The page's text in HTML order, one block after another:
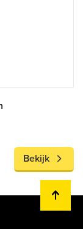
Bekijk